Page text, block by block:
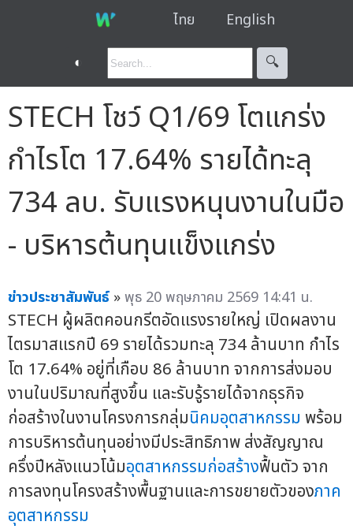
ไทย English
◐ 🔍︎
STECH โชว์ Q1/69 โตแกร่ง
กำไรโต 17.64% รายได้ทะลุ
734 ลบ. รับแรงหนุนงานในมือ
- บริหารต้นทุนแข็งแกร่ง
ข่าวประชาสัมพันธ์ »พุธ 20 พฤษภาคม 2569 14:41 น.
STECH ผู้ผลิตคอนกรีตอัดแรงรายใหญ่ เปิดผลงาน
ไตรมาสแรกปี 69 รายได้รวมทะลุ 734 ล้านบาท กำไร
โต 17.64% อยู่ที่เกือบ 86 ล้านบาท จากการส่งมอบ
งานในปริมาณที่สูงขึ้น และรับรู้รายได้จากธุรกิจ
ก่อสร้างในงานโครงการกลุ่มนิคมอุตสาหกรรม พร้อม
การบริหารต้นทุนอย่างมีประสิทธิภาพ ส่งสัญญาณ
ครึ่งปีหลังแนวโน้มอุตสาหกรรมก่อสร้างฟื้นตัว จาก
การลงทุนโครงสร้างพื้นฐานและการขยายตัวของภาค
อุตสาหกรรม